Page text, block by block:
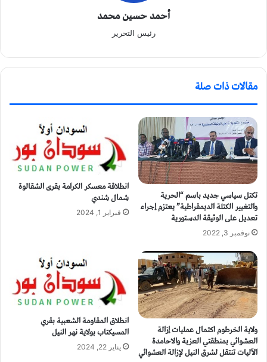
أحمد حسين محمد
رئيس التحرير
مقالات ذات صلة
تكتل سياسي جديد باسم “الحرية
والتغيير الكتلة الديمقراطية” يعتزم إجراء
تعديل على الوثيقة الدستورية
نوفمبر 3, 2022
انطلاقة معسكر الكرامة بقرى الشقالوة
شمال شندي
فبراير 1, 2024
ولاية الخرطوم اكتمال عمليات إزالة
العشوائي بمنطقتي العزبة والاحامدة
الآليات تنتقل لشرق النيل لإزالة العشوائي
انطلاق المقاومة الشعبية بقري
المسيكتاب بولاية نهر النيل
يناير 22, 2024